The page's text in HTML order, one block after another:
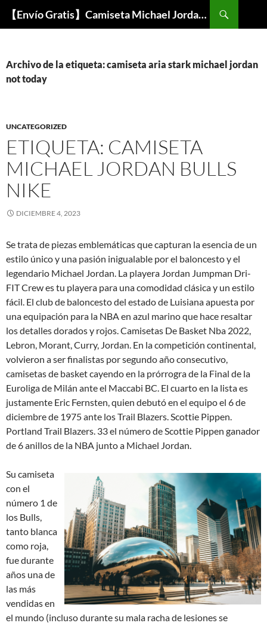
【Envío Gratis】Camiseta Michael Jordan NBA Barata
Buscar
Archivo de la etiqueta: camiseta aria stark michael jordan
not today
UNCATEGORIZED
ETIQUETA: CAMISETA
MICHAEL JORDAN BULLS
NIKE
DICIEMBRE 4, 2023
Se trata de piezas emblemáticas que capturan la esencia de un
estilo único y una pasión inigualable por el baloncesto y el
legendario Michael Jordan. La playera Jordan Jumpman Dri-
FIT Crew es tu playera para una comodidad clásica y un estilo
fácil. El club de baloncesto del estado de Luisiana apuesta por
una equipación para la NBA en azul marino que hace resaltar
los detalles dorados y rojos. Camisetas De Basket Nba 2022,
Lebron, Morant, Curry, Jordan. En la competición continental,
volvieron a ser finalistas por segundo año consecutivo,
camisetas de basket cayendo en la prórrogra de la Final de la
Euroliga de Milán ante el Maccabi BC. El cuarto en la lista es
justamente Eric Fernsten, quien debutó en el equipo el 6 de
diciembre de 1975 ante los Trail Blazers. Scottie Pippen.
Portland Trail Blazers. 33 el número de Scottie Pippen ganador
de 6 anillos de la NBA junto a Michael Jordan.
Su camiseta
con el
número 1 de
los Bulls,
tanto blanca
como roja,
fue durante
años una de
las más
vendidas en
el mundo (incluso durante su mala racha de lesiones se